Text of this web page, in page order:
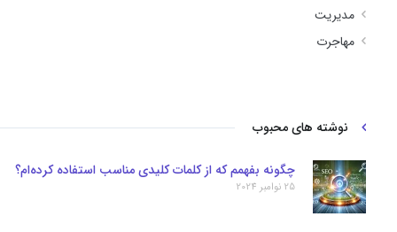
مدیریت
مهاجرت
نوشته های محبوب
چگونه بفهمم که از کلمات کلیدی مناسب استفاده کرده‌ام؟
25 نوامبر 2024